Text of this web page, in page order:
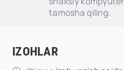
tamosha qiling.
IZOHLAR